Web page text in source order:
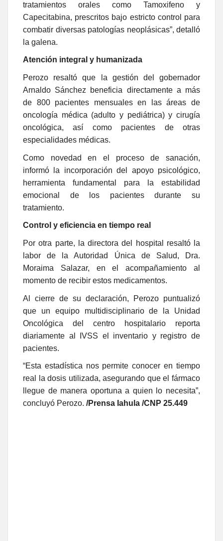
tratamientos orales como Tamoxifeno y
Capecitabina, prescritos bajo estricto control para
combatir diversas patologías neoplásicas”, detalló
la galena.
Atención integral y humanizada
Perozo resaltó que la gestión del gobernador
Arnaldo Sánchez beneficia directamente a más
de 800 pacientes mensuales en las áreas de
oncología médica (adulto y pediátrica) y cirugía
oncológica, así como pacientes de otras
especialidades médicas.
Como novedad en el proceso de sanación,
informó la incorporación del apoyo psicológico,
herramienta fundamental para la estabilidad
emocional de los pacientes durante su
tratamiento.
Control y eficiencia en tiempo real
Por otra parte, la directora del hospital resaltó la
labor de la Autoridad Única de Salud, Dra.
Moraima Salazar, en el acompañamiento al
momento de recibir estos medicamentos.
Al cierre de su declaración, Perozo puntualizó
que un equipo multidisciplinario de la Unidad
Oncológica del centro hospitalario reporta
diariamente al IVSS el inventario y registro de
pacientes.
“Esta estadística nos permite conocer en tiempo
real la dosis utilizada, asegurando que el fármaco
llegue de manera oportuna a quien lo necesita”,
concluyó Perozo. /Prensa Iahula /CNP 25.449